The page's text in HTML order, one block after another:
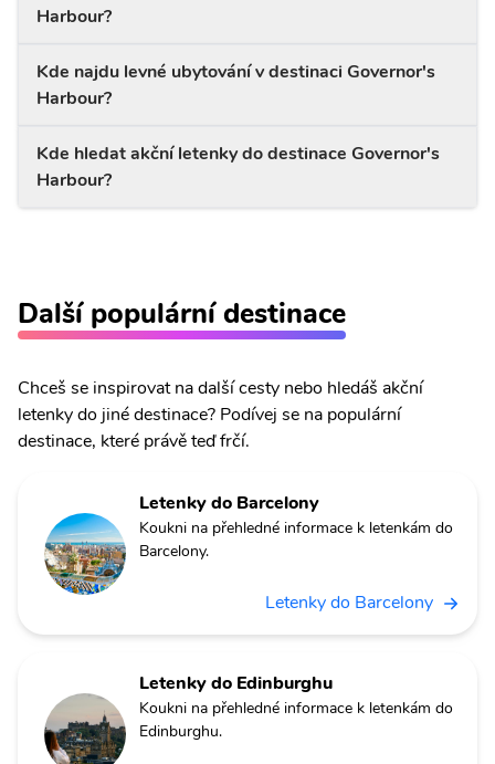
Harbour?
Kde najdu levné ubytování v destinaci Governor's
Harbour?
Kde hledat akční letenky do destinace Governor's
Harbour?
Další populární destinace
Chceš se inspirovat na další cesty nebo hledáš akční
letenky do jiné destinace? Podívej se na populární
destinace, které právě teď frčí.
Letenky do Barcelony
Koukni na přehledné informace k letenkám do
Barcelony.
Letenky do Barcelony
Letenky do Edinburghu
Koukni na přehledné informace k letenkám do
Edinburghu.